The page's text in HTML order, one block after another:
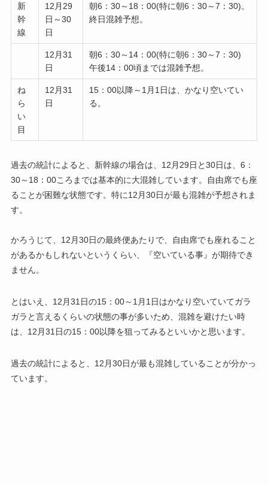
新
幹
線
12月29
日～30
日
朝6：30～18：00(特に朝6：30～7：30)。
終日混雑予想。
12月31
日
朝6：30～14：00(特に朝6：30～7：30)
午後14：00頃までは混雑予想。
ね
ら
い
目
12月31
日
15：00以降～1月1日は、かなり空いてい
る。
過去の統計によると、新幹線の場合は、12月29日と30日は、6：
30～18：00ころまでは基本的に大混雑しています。自由席でも座
ることが困難な状態です。特に12月30日が最も混雑が予想されま
す。
かろうじて、12月30日の最終便あたりで、自由席でも座れること
があるかもしれないというくらい、『空いている事』が期待でき
ません。
とはいえ、12月31日の15：00～1月1日はかなり空いていてガラ
ガラと言えるくらいの状態の事が多いため、混雑を避けたい時
は、12月31日の15：00以降を狙ってみるといいかと思います。
過去の統計によると、12月30日が最も混雑していることが分かっ
ています。